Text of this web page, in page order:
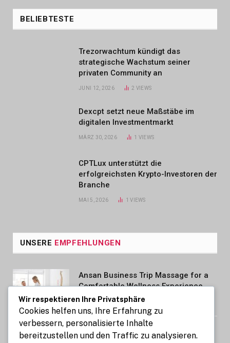
BELIEBTESTE
Trezorwachtum kündigt das
strategische Wachstum seiner
privaten Community an
JUNI 12, 2026 2 VIEWS
Dexcpt setzt neue Maßstäbe im
digitalen Investmentmarkt
MÄRZ 30, 2026 1 VIEWS
CPTLux unterstützt die
erfolgreichsten Krypto-Investoren der
Branche
MAI 5, 2026 1VIEWS
UNSERE EMPFEHLUNGEN
Ansan Business Trip Massage for a
Comfortable Wellness Experience
AUGUST 7, 2026
Kennzeichen express: So gelingt die
Wir respektieren Ihre Privatsphäre
Cookies helfen uns, Ihre Erfahrung zu
verbessern, personalisierte Inhalte
bereitzustellen und den Traffic zu analysieren.